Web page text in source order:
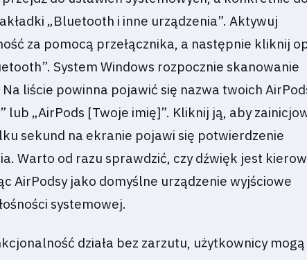
„Bluetooth i inne urządzenia”. Aktywuj
za pomocą przełącznika, a następnie kliknij
System Windows rozpocznie skanowanie
liście powinna pojawić się nazwa twoich
lub „AirPods [Twoje imię]”. Kliknij ją, aby
sekund na ekranie pojawi się potwierdzenie
Warto od razu sprawdzić, czy dźwięk jest
AirPodsy jako domyślne urządzenie wyjściowe
systemowej.
działa bez zarzutu, użytkownicy mogą